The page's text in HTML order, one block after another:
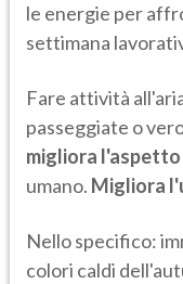
le energie per
settimana
Fare attività
passeggiate o
migliora
umano. Migliora
Nello specifico:
colori caldi